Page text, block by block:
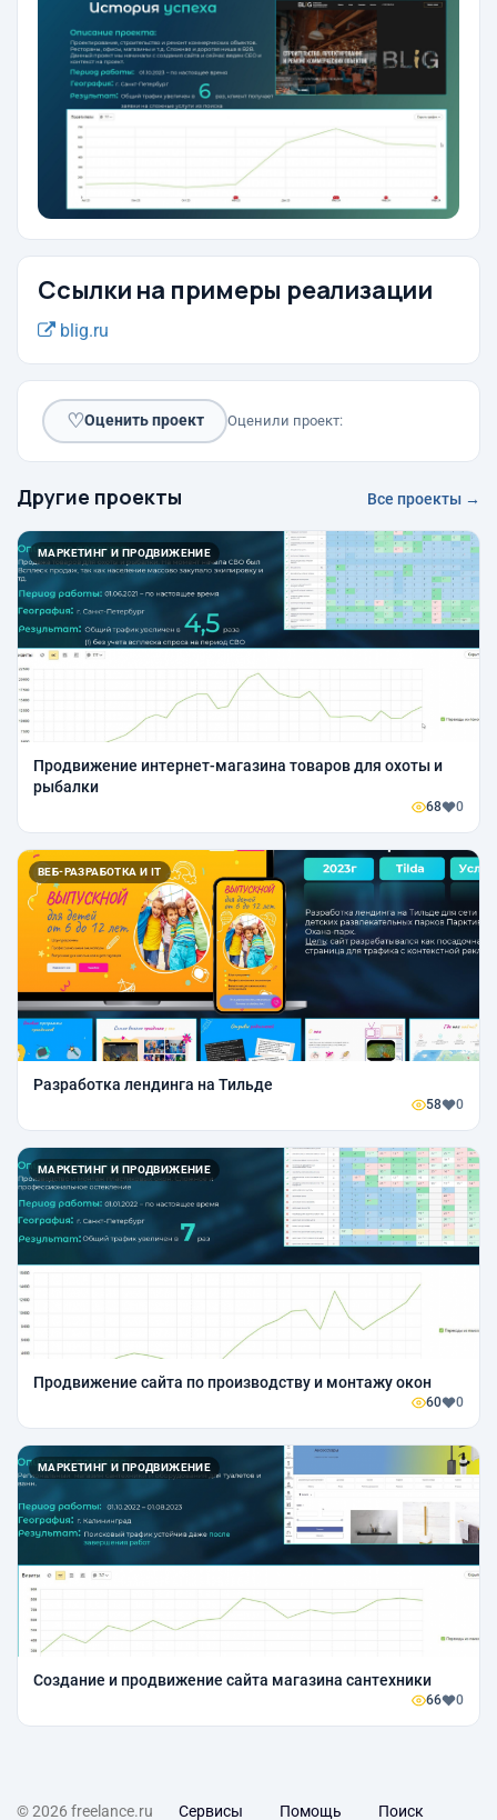
Ссылки на примеры реализации
blig.ru
♡Оценить проект Оценили проект:
Другие проекты Все проекты →
МАРКЕТИНГ И ПРОДВИЖЕНИЕ
Продвижение интернет-магазина товаров для охоты и
рыбалки
68 0
ВЕБ-РАЗРАБОТКА И IT
Разработка лендинга на Тильде
58 0
МАРКЕТИНГ И ПРОДВИЖЕНИЕ
Продвижение сайта по производству и монтажу окон
60 0
МАРКЕТИНГ И ПРОДВИЖЕНИЕ
Создание и продвижение сайта магазина сантехники
66 0
© 2026 freelance.ru Сервисы Помощь Поиск